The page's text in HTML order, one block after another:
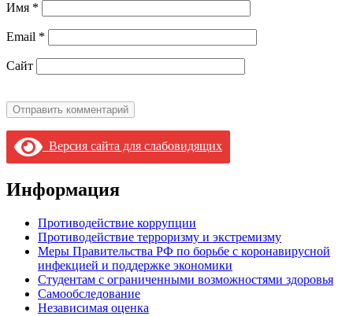
Имя *
Email *
Сайт
Версия сайта для слабовидящих
Информация
Противодействие коррупции
Противодействие терроризму и экстремизму
Меры Правительства РФ по борьбе с коронавирусной
инфекцией и поддержке экономики
Студентам с ограниченными возможностями здоровья
Самообследование
Независимая оценка